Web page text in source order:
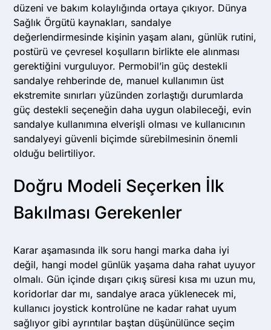
düzeni ve bakım kolaylığında ortaya çıkıyor. Dünya
Sağlık Örgütü kaynakları, sandalye
değerlendirmesinde kişinin yaşam alanı, günlük rutini,
postürü ve çevresel koşulların birlikte ele alınması
gerektiğini vurguluyor. Permobil’in güç destekli
sandalye rehberinde de, manuel kullanımın üst
ekstremite sınırları yüzünden zorlaştığı durumlarda
güç destekli seçeneğin daha uygun olabileceği, evin
sandalye kullanımına elverişli olması ve kullanıcının
sandalyeyi güvenli biçimde sürebilmesinin önemli
olduğu belirtiliyor.
Doğru Modeli Seçerken İlk
Bakılması Gerekenler
Karar aşamasında ilk soru hangi marka daha iyi
değil, hangi model günlük yaşama daha rahat uyuyor
olmalı. Gün içinde dışarı çıkış süresi kısa mı uzun mu,
koridorlar dar mı, sandalye araca yüklenecek mi,
kullanıcı joystick kontrolüne ne kadar rahat uyum
sağlıyor gibi ayrıntılar baştan düşünülünce seçim